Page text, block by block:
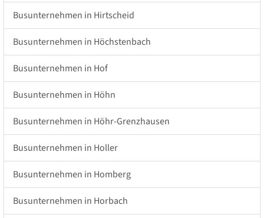
Busunternehmen in Hirtscheid
Busunternehmen in Höchstenbach
Busunternehmen in Hof
Busunternehmen in Höhn
Busunternehmen in Höhr-Grenzhausen
Busunternehmen in Holler
Busunternehmen in Homberg
Busunternehmen in Horbach